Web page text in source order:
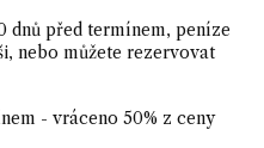
dnů před termínem, peníze
nebo můžete rezervovat
- vráceno 50% z ceny